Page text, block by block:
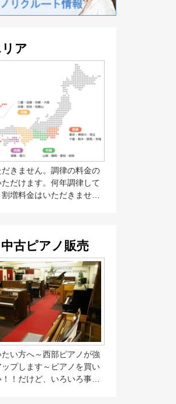
ア
きません。調律の料金の
だけます。何年調律して
増料金はいただきませ…
古ピアノ販売
い方へ～西部ピアノが強
プします～ピアノを買い
！だけど、いろいろ事…